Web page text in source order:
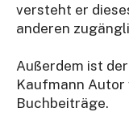
versteht er
anderen
Außerdem ist
Kaufmann Autor
Buchbeiträge.